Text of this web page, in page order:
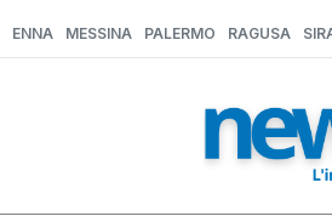
ENNA MESSINA PALERMO RAGUSA